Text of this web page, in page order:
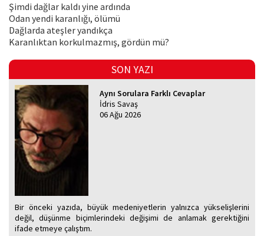
Şimdi dağlar kaldı yine ardında
Odan yendi karanlığı, ölümü
Dağlarda ateşler yandıkça
Karanlıktan korkulmazmış, gördün mü?
SON YAZI
Aynı Sorulara Farklı Cevaplar
İdris Savaş
06 Ağu 2026
Bir önceki yazıda, büyük medeniyetlerin yalnızca yükselişlerini
değil, düşünme biçimlerindeki değişimi de anlamak gerektiğini
ifade etmeye çalıştım.